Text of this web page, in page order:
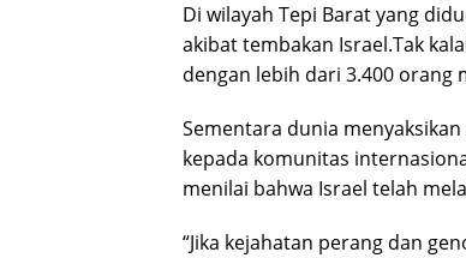
Di wilayah Tepi Barat yang
akibat tembakan Israel.Tak
dengan lebih dari 3.400 orang
Sementara dunia
kepada komunitas
menilai bahwa Israel telah
“Jika kejahatan perang dan